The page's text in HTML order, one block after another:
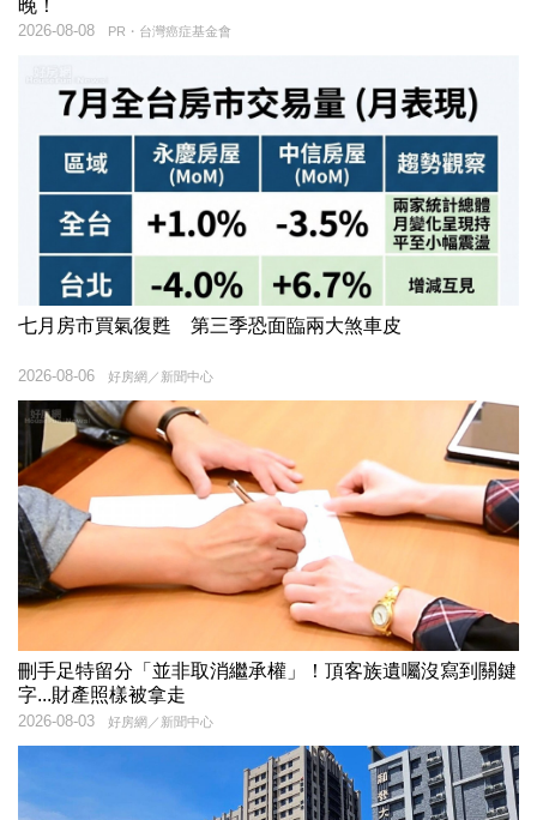
晚！
PR・台灣癌症基金會
2026-08-08
七月房市買氣復甦 第三季恐面臨兩大煞車皮
好房網／新聞中心
2026-08-06
刪手足特留分「並非取消繼承權」！頂客族遺囑沒寫到關鍵
字...財產照樣被拿走
好房網／新聞中心
2026-08-03